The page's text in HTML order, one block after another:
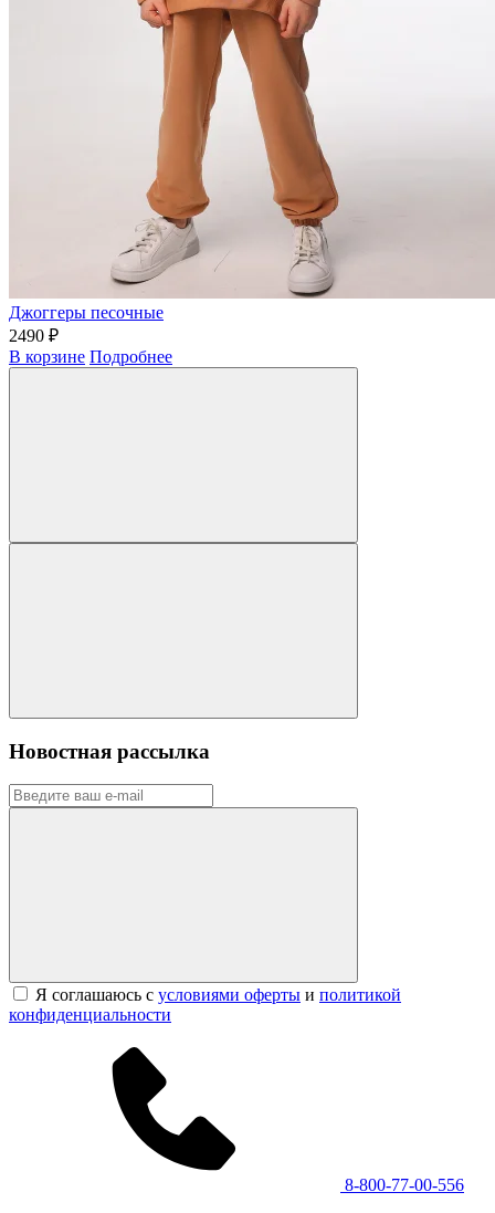
Джоггеры песочные
2490 ₽
В корзине Подробнее
Новостная рассылка
Я соглашаюсь с условиями оферты и политикой
конфиденциальности
8-800-77-00-556